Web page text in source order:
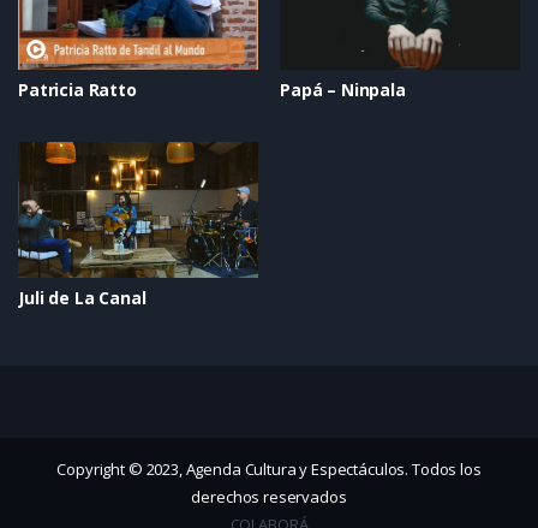
Patricia Ratto Papá – Ninpala
Juli de La Canal
Copyright © 2023, Agenda Cultura y Espectáculos. Todos los
derechos reservados